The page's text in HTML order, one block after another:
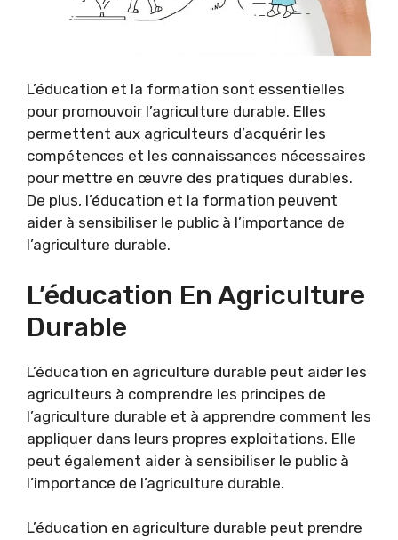
L’éducation et la formation sont essentielles
pour promouvoir l’agriculture durable. Elles
permettent aux agriculteurs d’acquérir les
compétences et les connaissances nécessaires
pour mettre en œuvre des pratiques durables.
De plus, l’éducation et la formation peuvent
aider à sensibiliser le public à l’importance de
l’agriculture durable.
L’éducation En Agriculture
Durable
L’éducation en agriculture durable peut aider les
agriculteurs à comprendre les principes de
l’agriculture durable et à apprendre comment les
appliquer dans leurs propres exploitations. Elle
peut également aider à sensibiliser le public à
l’importance de l’agriculture durable.
L’éducation en agriculture durable peut prendre